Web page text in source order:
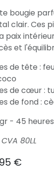
bougie
clair. Ces
paix
et
de tête :
de cœur :
de fond :
- 45
80LL
€